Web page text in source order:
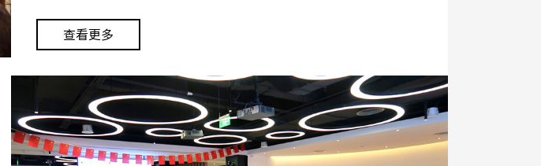
查看更多